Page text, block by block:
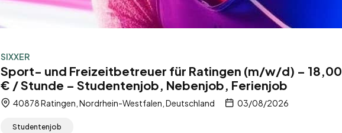
SIXXER
Sport- und Freizeitbetreuer für Ratingen (m/w/d) – 18,00
€ / Stunde – Studentenjob, Nebenjob, Ferienjob
40878 Ratingen, Nordrhein-Westfalen, Deutschland 03/08/2026
Studentenjob